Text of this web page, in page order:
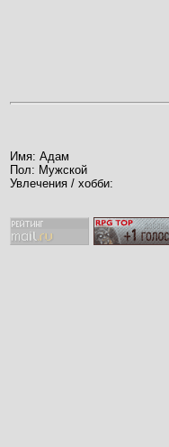
Имя: Адам
Пол: Мужской
Увлечения / хобби: